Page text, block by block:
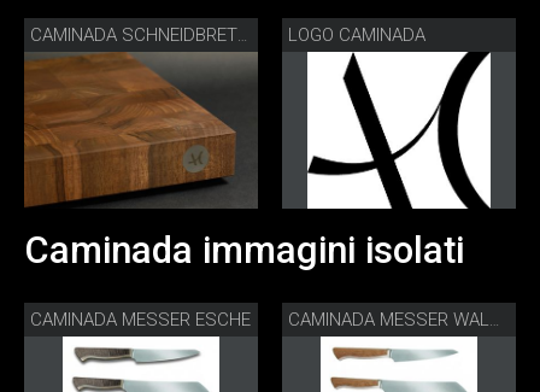
CAMINADA SCHNEIDBRETT DETAIL LOGO CAMINADA
Caminada immagini isolati
CAMINADA MESSER ESCHE CAMINADA MESSER WALNUSS